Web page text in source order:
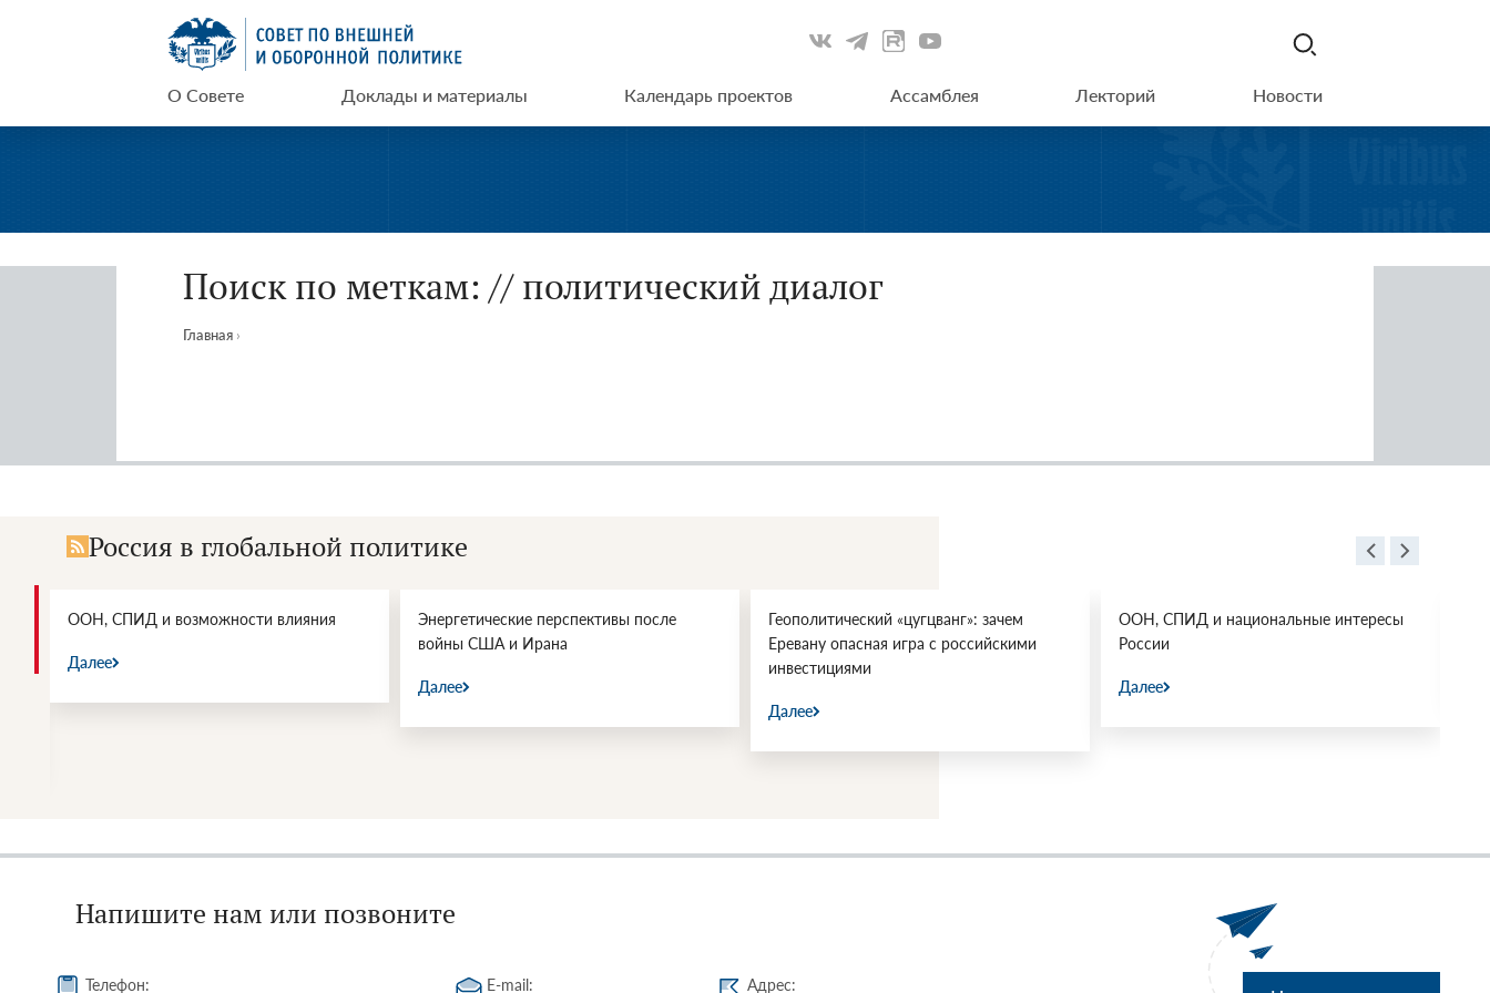
СВОП
О Совете Доклады и материалы Календарь проектов Ассамблея Лекторий Новости
Поиск по меткам: // политический диалог
Главная ›
Россия в глобальной политике
ООН, СПИД и возможности влияния
Далее
Энергетические перспективы после
войны США и Ирана
Далее
Геополитический «цугцванг»: зачем
Еревану опасная игра с российскими
инвестициями
Далее
ООН, СПИД и национальные интересы
России
Далее
Напишите нам или позвоните
Телефон: E-mail: Адрес: